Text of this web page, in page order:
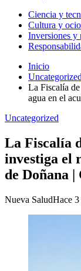
Ciencia y
Cultura y ocio
Inversiones y
Inicio
Uncategorized
La Fiscalía
agua en el
Uncategorized
La Fiscalía
investiga el
de Doñana
Nueva SaludHace 3